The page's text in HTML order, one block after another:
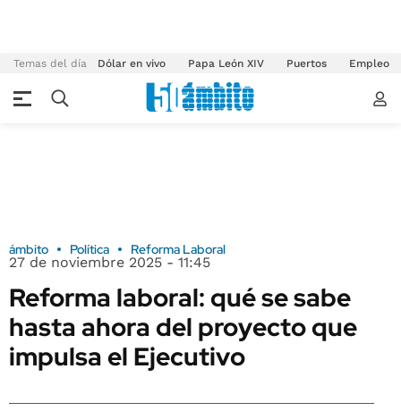
Temas del día Dólar en vivo Papa León XIV Puertos Empleo
ámbito Política Reforma Laboral
27 de noviembre 2025 - 11:45
Reforma laboral: qué se sabe
hasta ahora del proyecto que
impulsa el Ejecutivo